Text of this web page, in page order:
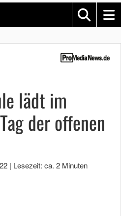
lädt im
der offenen
| Lesezeit: ca. 2 Minuten